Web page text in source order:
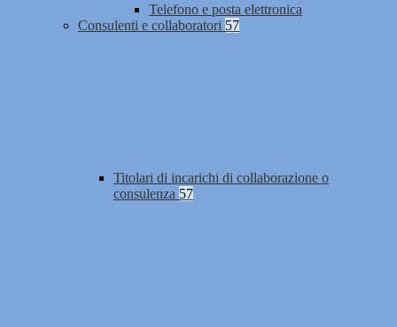
Telefono e posta elettronica
Consulenti e collaboratori 57
Titolari di incarichi di collaborazione o
consulenza 57